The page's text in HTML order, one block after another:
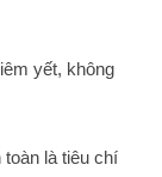
yết, không
là tiêu chí